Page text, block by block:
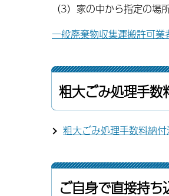
（3）家の中から指定の場
一般廃棄物収集運搬許可
粗大ごみ処理手数
粗大ごみ処理手数料納
ご自身で直接持ち